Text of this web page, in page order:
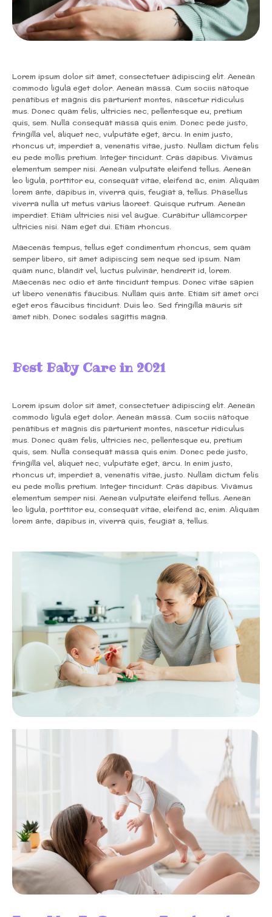
Lorem ipsum dolor sit amet, consectetuer adipiscing elit. Aenean
commodo ligula eget dolor. Aenean massa. Cum sociis natoque
penatibus et magnis dis parturient montes, nascetur ridiculus
mus. Donec quam felis, ultricies nec, pellentesque eu, pretium
quis, sem. Nulla consequat massa quis enim. Donec pede justo,
fringilla vel, aliquet nec, vulputate eget, arcu. In enim justo,
rhoncus ut, imperdiet a, venenatis vitae, justo. Nullam dictum felis
eu pede mollis pretium. Integer tincidunt. Cras dapibus. Vivamus
elementum semper nisi. Aenean vulputate eleifend tellus. Aenean
leo ligula, porttitor eu, consequat vitae, eleifend ac, enim. Aliquam
lorem ante, dapibus in, viverra quis, feugiat a, tellus. Phasellus
viverra nulla ut metus varius laoreet. Quisque rutrum. Aenean
imperdiet. Etiam ultricies nisi vel augue. Curabitur ullamcorper
ultricies nisi. Nam eget dui. Etiam rhoncus.
Maecenas tempus, tellus eget condimentum rhoncus, sem quam
semper libero, sit amet adipiscing sem neque sed ipsum. Nam
quam nunc, blandit vel, luctus pulvinar, hendrerit id, lorem.
Maecenas nec odio et ante tincidunt tempus. Donec vitae sapien
ut libero venenatis faucibus. Nullam quis ante. Etiam sit amet orci
eget eros faucibus tincidunt. Duis leo. Sed fringilla mauris sit
amet nibh. Donec sodales sagittis magna.
Best Baby Care in 2021
Lorem ipsum dolor sit amet, consectetuer adipiscing elit. Aenean
commodo ligula eget dolor. Aenean massa. Cum sociis natoque
penatibus et magnis dis parturient montes, nascetur ridiculus
mus. Donec quam felis, ultricies nec, pellentesque eu, pretium
quis, sem. Nulla consequat massa quis enim. Donec pede justo,
fringilla vel, aliquet nec, vulputate eget, arcu. In enim justo,
rhoncus ut, imperdiet a, venenatis vitae, justo. Nullam dictum felis
eu pede mollis pretium. Integer tincidunt. Cras dapibus. Vivamus
elementum semper nisi. Aenean vulputate eleifend tellus. Aenean
leo ligula, porttitor eu, consequat vitae, eleifend ac, enim. Aliquam
lorem ante, dapibus in, viverra quis, feugiat a, tellus.